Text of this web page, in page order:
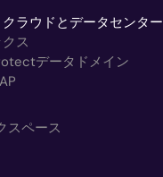
ラウドとデータセンター
ス
データドメイン
スペース